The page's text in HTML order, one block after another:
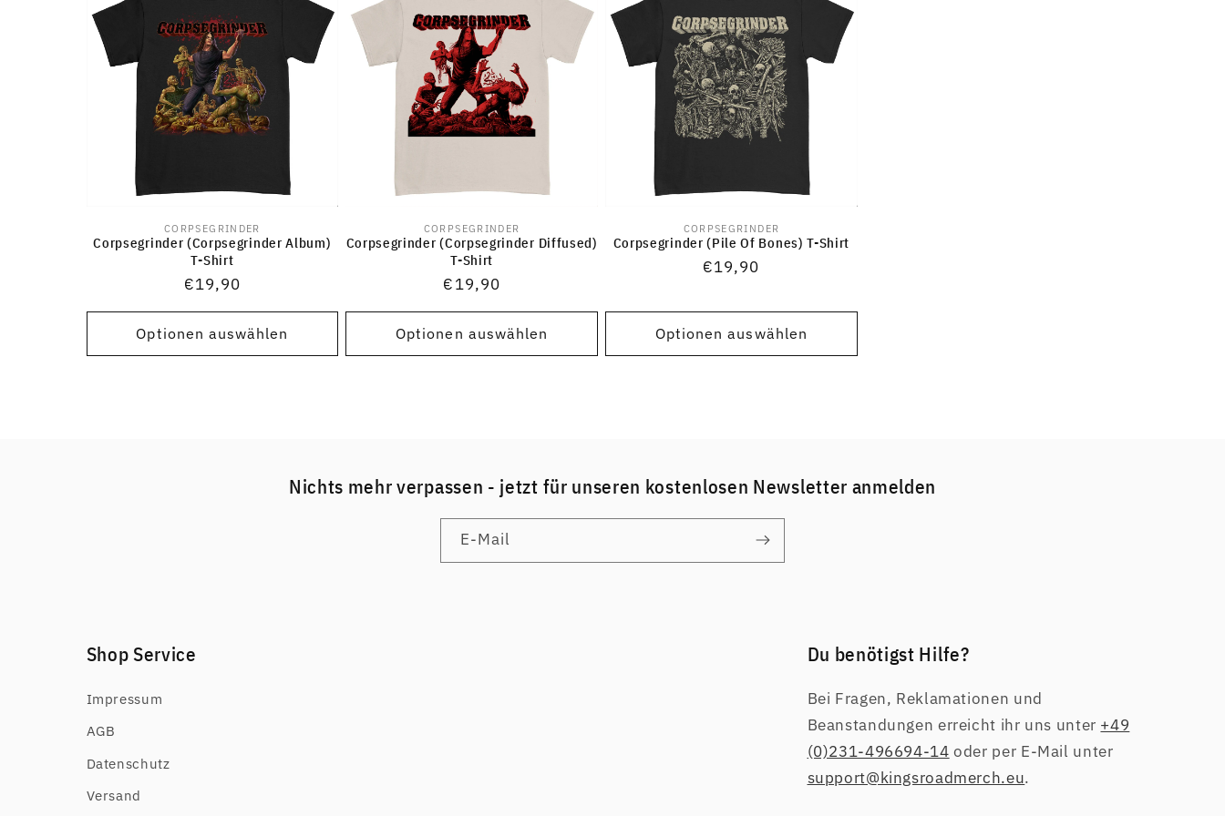
r
Anbieter:
CORPSEGRINDER
Corpsegrinder (Corpsegrinder Album)
T-Shirt
Normaler
€19,90
Optionen auswählen
Anbieter:
CORPSEGRINDER
Corpsegrinder (Corpsegrinder Diffused)
T-Shirt
Normaler
€19,90
Optionen auswählen
Anbieter:
CORPSEGRINDER
Corpsegrinder (Pile Of Bones) T-Shirt
Normaler
€19,90
Optionen auswählen
Nichts mehr verpassen - jetzt für unseren kostenlosen Newsletter anmelden
E-Mail
Shop Service
Impressum
AGB
Datenschutz
Versand
Du benötigst Hilfe?
Bei Fragen, Reklamationen und
Beanstandungen erreicht ihr uns unter +49
(0)231-496694-14 oder per E-Mail unter
support@kingsroadmerch.eu.